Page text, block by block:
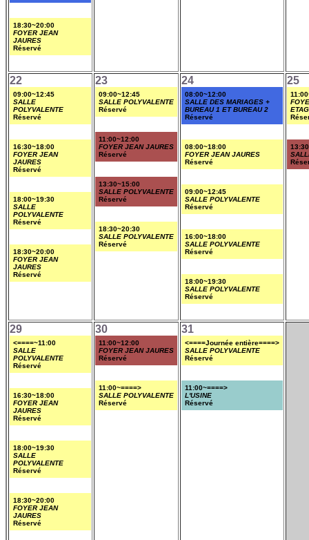
18:30~20:00
FOYER JEAN
JAURES
Réservé
22
09:00~12:45
SALLE
POLYVALENTE
Réservé
16:30~18:00
FOYER JEAN
JAURES
Réservé
18:00~19:30
SALLE
POLYVALENTE
Réservé
18:30~20:00
FOYER JEAN
JAURES
Réservé
23
09:00~12:45
SALLE POLYVALENTE
Réservé
11:00~12:00
FOYER JEAN JAURES
Réservé
13:30~15:00
SALLE POLYVALENTE
Réservé
18:30~20:30
SALLE POLYVALENTE
Réservé
24
08:00~12:00
SALLE DES MARIAGES +
BUREAU 1 ET BUREAU 2
Réservé
08:00~18:00
FOYER JEAN JAURES
Réservé
09:00~12:45
SALLE POLYVALENTE
Réservé
16:00~18:00
SALLE POLYVALENTE
Réservé
18:00~19:30
SALLE POLYVALENTE
Réservé
25
29
<====~11:00
SALLE
POLYVALENTE
Réservé
16:30~18:00
FOYER JEAN
JAURES
Réservé
18:00~19:30
SALLE
POLYVALENTE
Réservé
18:30~20:00
FOYER JEAN
JAURES
Réservé
30
11:00~12:00
FOYER JEAN JAURES
Réservé
11:00~====>
SALLE POLYVALENTE
Réservé
31
<====Journée entière====>
SALLE POLYVALENTE
Réservé
11:00~====>
L'USINE
Réservé